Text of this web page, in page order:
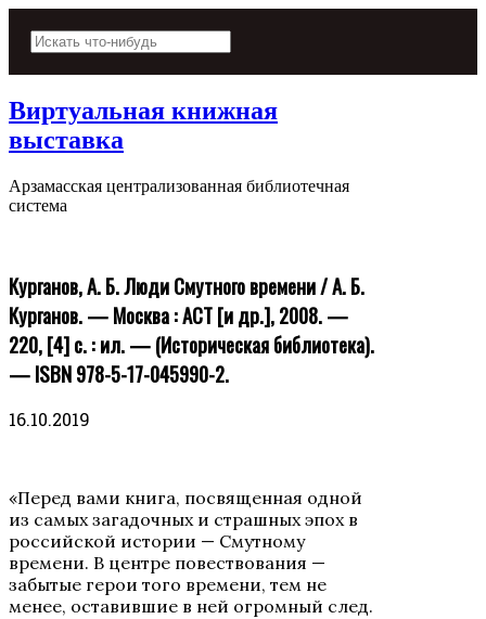
Виртуальная книжная
выставка
Арзамасская централизованная библиотечная
система
Курганов, А. Б. Люди Смутного времени / А. Б.
Курганов. — Москва : АСТ [и др.], 2008. —
220, [4] с. : ил. — (Историческая библиотека).
— ISBN 978-5-17-045990-2.
16.10.2019
«Перед вами книга, посвященная одной
из самых загадочных и страшных эпох в
российской истории — Смутному
времени. В центре повествования —
забытые герои того времени, тем не
менее, оставившие в ней огромный след.